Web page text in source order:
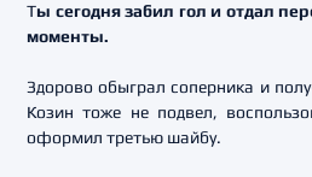
Ты сегодня забил гол и отдал
моменты.
Здорово обыграл соперника и
Козин тоже не подвел,
оформил третью шайбу.